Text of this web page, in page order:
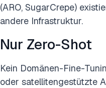
(ARO, SugarCrepe)
andere Infrastruktur.
Nur Zero-Shot
Kein Domänen-Fine-
oder satellitengestützte